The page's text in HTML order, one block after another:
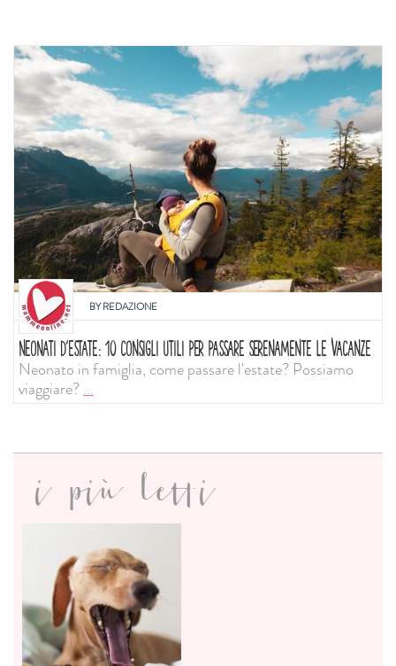
BYREDAZIONE
NEONATI D'ESTATE: 10 CONSIGLI UTILI PER PASSARE SERENAMENTE LE VACANZE
Neonato in famiglia, come passare l'estate? Possiamo
viaggiare?...
i più letti